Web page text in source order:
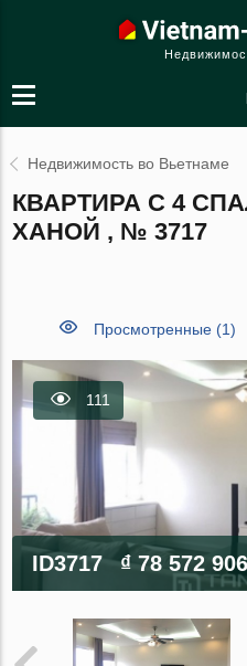
Недвижимость во Вьетнаме
КВАРТИРА С 4
ХАНОЙ , № 3717
Просмотренные (1)
111
ID3717 ₫ 78 572